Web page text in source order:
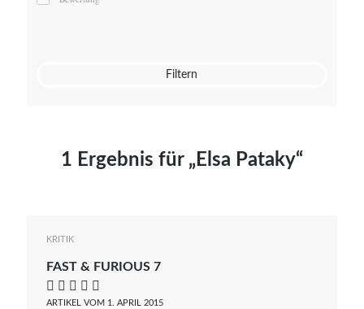
Mato von Vogelstein
Filtern
1 Ergebnis für „Elsa Pataky“
KRITIK
FAST & FURIOUS 7
    
ARTIKEL VOM 1. APRIL 2015